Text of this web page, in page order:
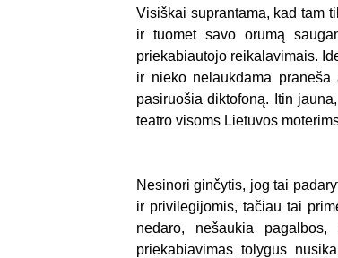
Visiškai suprantama, kad tam
ir tuomet savo orumą
priekabiautojo reikalavimais.
ir nieko nelaukdama
pasiruošia diktofoną. Itin
teatro visoms Lietuvos
Nesinori ginčytis, jog tai
ir privilegijomis, tačiau tai
nedaro, nešaukia
priekabiavimas tolygus